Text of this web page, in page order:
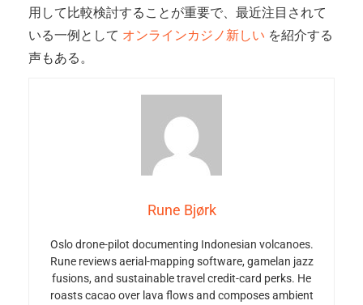
用して比較検討することが重要で、最近注目されて
いる一例として オンラインカジノ新しい を紹介する
声もある。
Rune Bjørk
Oslo drone-pilot documenting Indonesian volcanoes.
Rune reviews aerial-mapping software, gamelan jazz
fusions, and sustainable travel credit-card perks. He
roasts cacao over lava flows and composes ambient